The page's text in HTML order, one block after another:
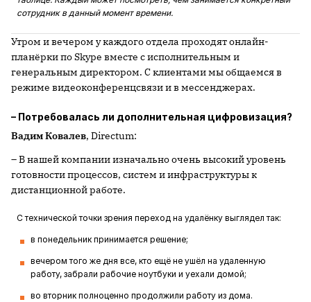
сотрудник в данный момент времени.
Утром и вечером у каждого отдела проходят онлайн-
планёрки по Skype вместе с исполнительным и
генеральным директором. С клиентами мы общаемся в
режиме видеоконференцсвязи и в мессенджерах.
– Потребовалась ли дополнительная цифровизация?
Вадим Ковалев, Directum:
– В нашей компании изначально очень высокий уровень
готовности процессов, систем и инфраструктуры к
дистанционной работе.
С технической точки зрения переход на удалёнку выглядел так:
в понедельник принимается решение;
вечером того же дня все, кто ещё не ушёл на удаленную
работу, забрали рабочие ноутбуки и уехали домой;
во вторник полноценно продолжили работу из дома.